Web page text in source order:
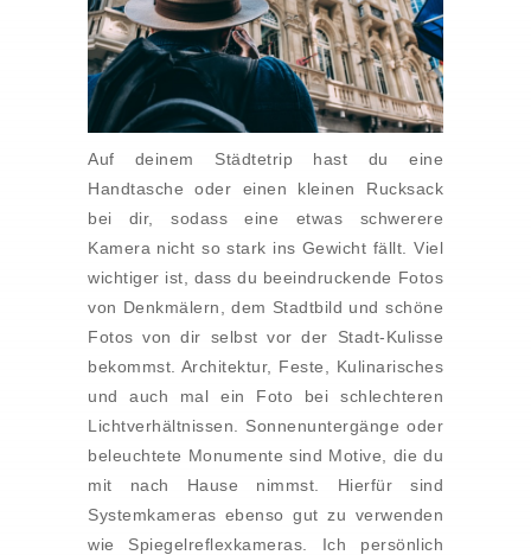
Auf deinem Städtetrip hast du eine
Handtasche oder einen kleinen Rucksack
bei dir, sodass eine etwas schwerere
Kamera nicht so stark ins Gewicht fällt. Viel
wichtiger ist, dass du beeindruckende Fotos
von Denkmälern, dem Stadtbild und schöne
Fotos von dir selbst vor der Stadt-Kulisse
bekommst. Architektur, Feste, Kulinarisches
und auch mal ein Foto bei schlechteren
Lichtverhältnissen. Sonnenuntergänge oder
beleuchtete Monumente sind Motive, die du
mit nach Hause nimmst. Hierfür sind
Systemkameras ebenso gut zu verwenden
wie Spiegelreflexkameras. Ich persönlich